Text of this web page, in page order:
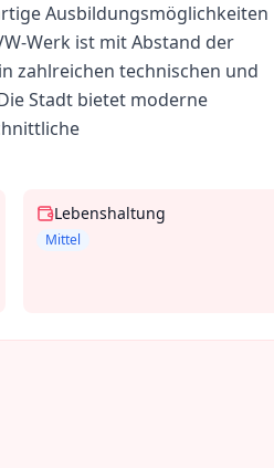
Ausbildungsmöglichkeiten
Werk ist mit Abstand der
zahlreichen technischen und
Stadt bietet moderne
Lebenshaltung
Mittel